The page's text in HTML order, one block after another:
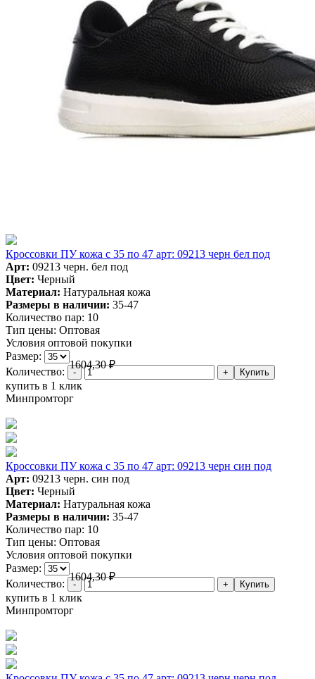
Кроссовки ПУ кожа c 35 по 47 арт: 09213 черн бел под
Арт: 09213 черн. бел под
Цвет: Черный
Материал: Натуральная кожа
Размеры в наличии: 35-47
Количество пар: 10
Тип цены: Оптовая
Условия оптовой покупки
Размер:
1604,30₽
Количество:
купить в 1 клик
Минпромторг
Кроссовки ПУ кожа c 35 по 47 арт: 09213 черн син под
Арт: 09213 черн. син под
Цвет: Черный
Материал: Натуральная кожа
Размеры в наличии: 35-47
Количество пар: 10
Тип цены: Оптовая
Условия оптовой покупки
Размер:
1604,30₽
Количество:
купить в 1 клик
Минпромторг